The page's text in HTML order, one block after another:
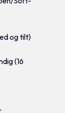
og tilt)
(16
,